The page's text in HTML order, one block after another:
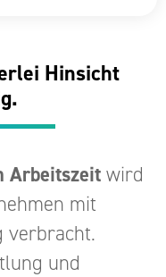
Hinsicht
Arbeitszeit wird
mit
verbracht.
und